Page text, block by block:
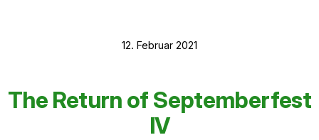
12. Februar 2021
The Return of Septemberfest
IV